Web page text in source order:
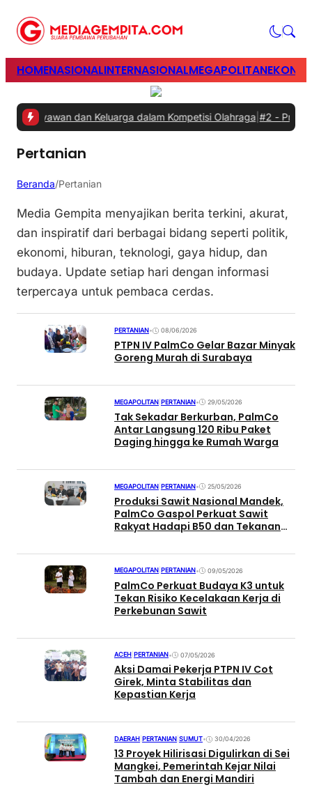
HOMENASIONALINTERNASIONALMEGAPOLITAN
Karyawan dan Keluarga dalam Kompetisi Olahraga|#2 -Prabowo
Pertanian
Beranda/Pertanian
Media Gempita menyajikan berita terkini, akurat,
dan inspiratif dari berbagai bidang seperti politik,
ekonomi, hiburan, teknologi, gaya hidup, dan
budaya. Update setiap hari dengan informasi
terpercaya untuk pembaca cerdas.
PERTANIAN• 08/06/2026
PTPN IV PalmCo Gelar Bazar Minyak
Goreng Murah di Surabaya
MEGAPOLITAN PERTANIAN• 29/05/2026
Tak Sekadar Berkurban, PalmCo
Antar Langsung 120 Ribu Paket
Daging hingga ke Rumah Warga
MEGAPOLITAN PERTANIAN• 25/05/2026
Produksi Sawit Nasional Mandek,
PalmCo Gaspol Perkuat Sawit
Rakyat Hadapi B50 dan Tekanan
MEGAPOLITAN PERTANIAN• 09/05/2026
PalmCo Perkuat Budaya K3 untuk
Tekan Risiko Kecelakaan Kerja di
Perkebunan Sawit
ACEH PERTANIAN• 07/05/2026
Aksi Damai Pekerja PTPN IV Cot
Girek, Minta Stabilitas dan
Kepastian Kerja
DAERAH PERTANIAN SUMUT• 30/04/2026
13 Proyek Hilirisasi Digulirkan di Sei
Mangkei, Pemerintah Kejar Nilai
Tambah dan Energi Mandiri